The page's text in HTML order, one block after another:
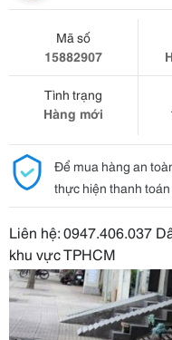
Mã số
15882907
Tình trạng
Hàng mới
Để mua hàng an
thực hiện thanh
Liên hệ: 0947.406.037
khu vực TPHCM